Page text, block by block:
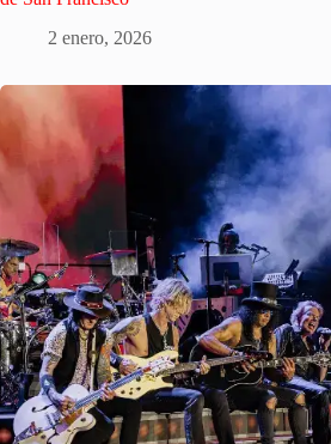
2 enero, 2026